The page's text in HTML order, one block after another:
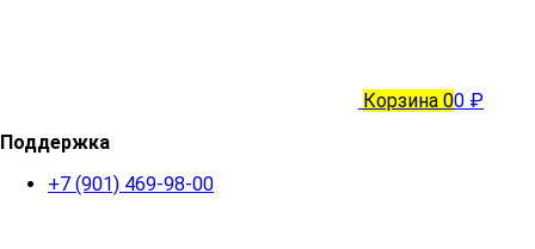
Корзина 00 ₽
Поддержка
+7 (901) 469-98-00